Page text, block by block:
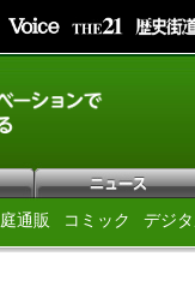
通販 コミック デジ